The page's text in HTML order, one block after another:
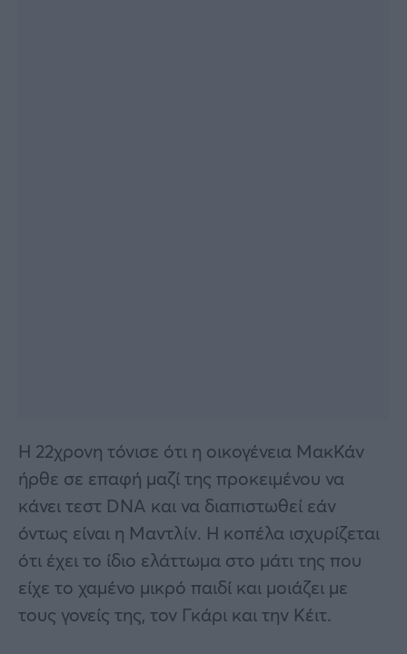
Η 22χρονη τόνισε ότι η οικογένεια ΜακΚάν
ήρθε σε επαφή μαζί της προκειμένου να
κάνει τεστ DNA και να διαπιστωθεί εάν
όντως είναι η Μαντλίν. Η κοπέλα ισχυρίζεται
ότι έχει το ίδιο ελάττωμα στο μάτι της που
είχε το χαμένο μικρό παιδί και μοιάζει με
τους γονείς της, τον Γκάρι και την Κέιτ.